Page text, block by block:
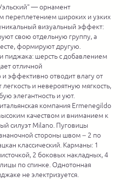
— орнамент
переплетением широких и узких
визуальный эффект:
свою отдельную группу, а
формируют другую.
пиджака: шерсть с добавлением
отличной
эффективно отводит влагу от
и невероятную мягкость,
элегантность и уют.
компания Ermenegildo
качеством и вниманием к
силуэт Milano. Пуговицы
стороны швом – 2 по
классический. Карманы: 1
2 боковых накладных, 4
по спинке. Однотонная
не электризуется.